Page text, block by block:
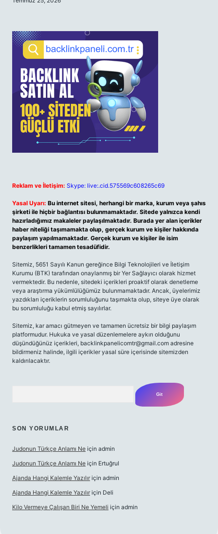
Reklam ve İletişim: Skype: live:.cid.575569c608265c69
Yasal Uyarı: Bu internet sitesi, herhangi bir marka, kurum veya şahıs
şirketi ile hiçbir bağlantısı bulunmamaktadır. Sitede yalnızca kendi
hazırladığımız makaleler paylaşılmaktadır. Burada yer alan içerikler
haber niteliği taşımamakta olup, gerçek kurum ve kişiler hakkında
paylaşım yapılmamaktadır. Gerçek kurum ve kişiler ile isim
benzerlikleri tamamen tesadüfidir.
Sitemiz, 5651 Sayılı Kanun gereğince Bilgi Teknolojileri ve İletişim
Kurumu (BTK) tarafından onaylanmış bir Yer Sağlayıcı olarak hizmet
vermektedir. Bu nedenle, sitedeki içerikleri proaktif olarak denetleme
veya araştırma yükümlülüğümüz bulunmamaktadır. Ancak, üyelerimiz
yazdıkları içeriklerin sorumluluğunu taşımakta olup, siteye üye olarak
bu sorumluluğu kabul etmiş sayılırlar.
Sitemiz, kar amacı gütmeyen ve tamamen ücretsiz bir bilgi paylaşım
platformudur. Hukuka ve yasal düzenlemelere aykırı olduğunu
düşündüğünüz içerikleri, backlinkpanelicomtr@gmail.com adresine
bildirmeniz halinde, ilgili içerikler yasal süre içerisinde sitemizden
kaldırılacaktır.
SON YORUMLAR
Judonun Türkçe Anlamı Ne için admin
Judonun Türkçe Anlamı Ne için Ertuğrul
Ajanda Hangi Kalemle Yazılır için admin
Ajanda Hangi Kalemle Yazılır için Deli
Kilo Vermeye Çalışan Biri Ne Yemeli için admin